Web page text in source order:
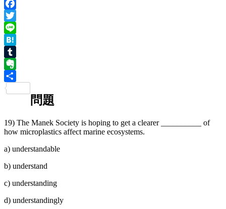
Facebook
Twitter
Line
Hatena
Tumblr
Evernote
有
問題
19) The Manek Society is hoping to get a clearer __________ of
how microplastics affect marine ecosystems.
a) understandable
b) understand
c) understanding
d) understandingly